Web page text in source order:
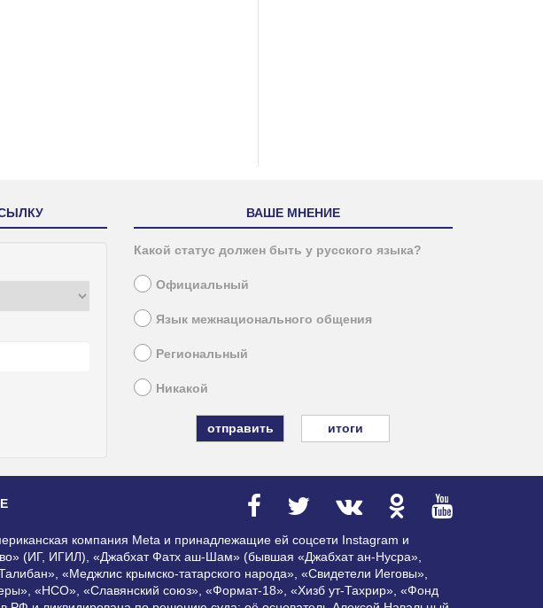
ВАШЕ МНЕНИЕ
Какой статус должен быть у русского языка?
Официальный
Язык межнационального общения
Региональный
Никакой
итоги
компания Meta и принадлежащие ей соцсети Instagram и
(ИГ, ИГИЛ), «Джабхат Фатх аш-Шам» (бывшая «Джабхат ан-Нусра»,
«Меджлис крымско-татарского народа», «Свидетели Иеговы»,
«НСО», «Славянский союз», «Формат-18», «Хизб ут-Тахрир», «Фонд